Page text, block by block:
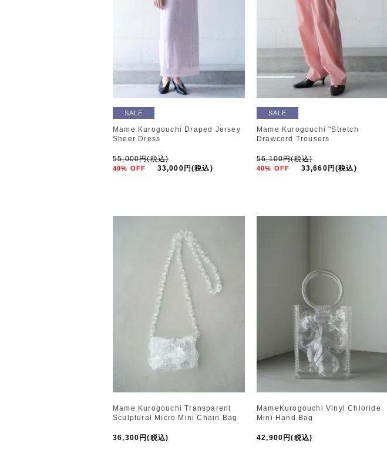
SALE
Mame Kurogouchi Draped Jersey
Sheer Dress
55,000円(税込)
40% OFF 33,000円(税込)
SALE
Mame Kurogouchi "Stretch
Drawcord Trousers
56,100円(税込)
40% OFF 33,660円(税込)
Mame Kurogouchi Transparent
Sculptural Micro Mini Chain Bag
36,300円(税込)
MameKurogouchi Vinyl Chloride
Mini Hand Bag
42,900円(税込)